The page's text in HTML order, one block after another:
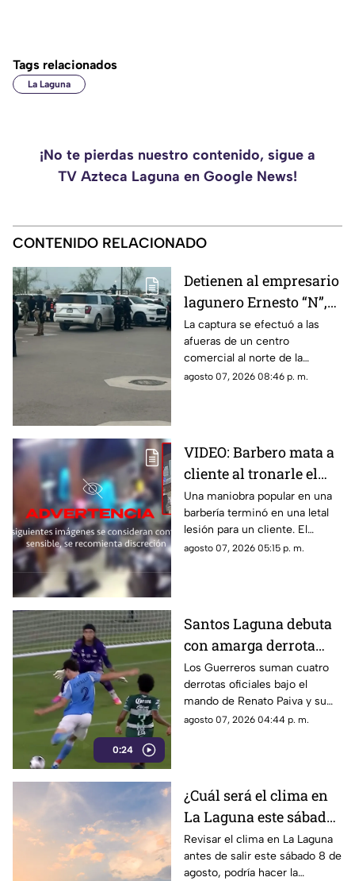
Tags relacionados
La Laguna
¡No te pierdas nuestro contenido, sigue a
TV Azteca Laguna en Google News!
CONTENIDO RELACIONADO
Detienen al empresario
lagunero Ernesto “N”,
alias “El Güino”, tras
despliegue de
seguridad en Torreón
La captura se efectuó a las
afueras de un centro
comercial al norte de la
ciudad; le habrían asegurado
agosto 07, 2026 08:46 p. m.
VIDEO: Barbero mata a
cliente al tronarle el
cuello mientras le
cortaba el cabello
Una maniobra popular en una
barbería terminó en una letal
lesión para un cliente. El
momento quedó registrado
agosto 07, 2026 05:15 p. m.
0:24
Santos Laguna debuta
con amarga derrota
ante el New York City
en la Leagues Cup
Los Guerreros suman cuatro
derrotas oficiales bajo el
mando de Renato Paiva y su
próximo reto será ante el
agosto 07, 2026 04:44 p. m.
¿Cuál será el clima en
La Laguna este sábado
8 de agosto 2026?
Revisar el clima en La Laguna
antes de salir este sábado 8 de
agosto, podría hacer la